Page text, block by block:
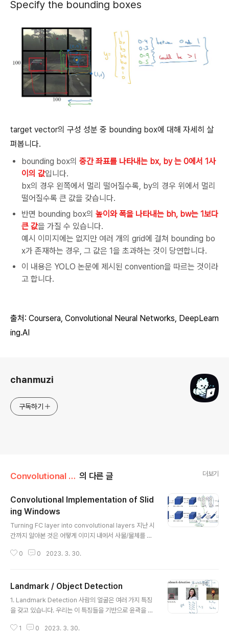
Specify the bounding boxes
target vector의 구성 성분 중 bounding box에 대해 자세히 살
펴봅니다.
bounding box의 중간 좌표를 나타내는 bx, by 는 0에서 1사
이의 값입니다.
bx의 경우 왼쪽에서 멀리 떨어질수록, by의 경우 위에서 멀리
떨어질수록 큰 값을 갖습니다.
반면 bounding box의 높이와 폭을 나타내는 bh, bw는 1보다
큰 값을 가질 수 있습니다.
예시 이미지에는 없지만 여러 개의 grid에 걸쳐 bounding bo
x가 존재하는 경우, 그 값은 1을 초과하는 것이 당연합니다.
이 내용은 YOLO 논문에 제시된 convention을 따르는 것이라
고 합니다.
출처: Coursera, Convolutional Neural Networks, DeepLearn
ing.AI
chanmuzi
구독하기
Convolutional Neural Networks/3주차 의 다른 글 더보기
Convolutional Implementation of Slid
ing Windows
Turning FC layer into convolutional layers 지난 시
간까지 알아본 것은 어떻게 이미지 내에서 사물/물체를 탐
에서 여러 물체를 탐지하기 위해서는 sliding window 기
위해서 FC layer를 Convolutional layer로 바꾸는 기
법을 소개하고 있습니다. 모든 노드 간의 연결이 업데이트
되상이 되어 파라미터 수가 굉장히 많은 FC와 달리, Conv
수가 굉장히 적습니다. 따라서 기존에 FC를 거치면서 나오
0 0 2023. 3. 30.
Landmark / Object Detection
1. Landmark Detection 사람의 얼굴은 여러 가지 특징
을 갖고 있습니다. 우리는 이 특징들을 기반으로 윤곽을 잡
자리, 코의 가장 자리, 입의 가장 자리 등을 캐치할 수 있습
1 0 2023. 3. 30.